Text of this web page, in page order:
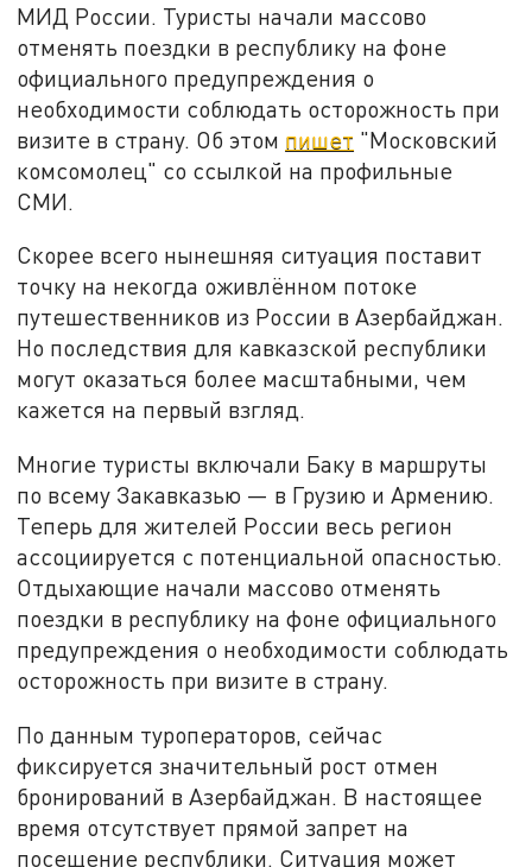
МИД России. Туристы начали массово
отменять поездки в республику на фоне
официального предупреждения о
необходимости соблюдать осторожность при
визите в страну. Об этом пишет "Московский
комсомолец" со ссылкой на профильные
СМИ.
Скорее всего нынешняя ситуация поставит
точку на некогда оживлённом потоке
путешественников из России в Азербайджан.
Но последствия для кавказской республики
могут оказаться более масштабными, чем
кажется на первый взгляд.
Многие туристы включали Баку в маршруты
по всему Закавказью — в Грузию и Армению.
Теперь для жителей России весь регион
ассоциируется с потенциальной опасностью.
Отдыхающие начали массово отменять
поездки в республику на фоне официального
предупреждения о необходимости соблюдать
осторожность при визите в страну.
По данным туроператоров, сейчас
фиксируется значительный рост отмен
бронирований в Азербайджан. В настоящее
время отсутствует прямой запрет на
посещение республики. Ситуация может